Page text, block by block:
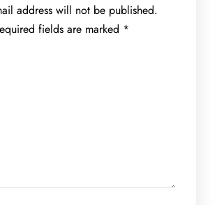
address will not be published.
fields are marked *